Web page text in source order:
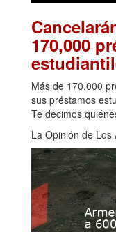
170,000
Más de 170,000
sus préstamos
Te decimos
La Opinión de Los